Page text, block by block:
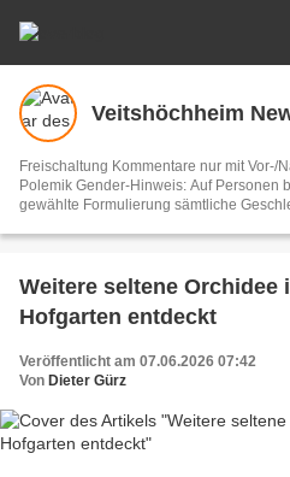
Veitshöchheim
Freischaltung Kommentare nur mit Vor-/
Polemik Gender-Hinweis: Auf Personen bezogene Bezeichnungen meint die
gewählte Formulierung sämtliche
GVO ist ausschließlich Sache der Overblog-Hosting-Plattform. Ihre E-Mail-
Weitere seltene Orchidee
Hofgarten entdeckt
Veröffentlicht am 07.06.2026 07:42
Von Dieter Gürz